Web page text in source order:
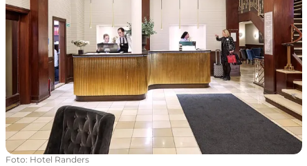
Foto: Hotel Randers